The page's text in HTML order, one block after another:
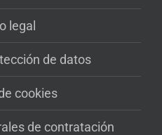
legal
de datos
cookies
de contratación